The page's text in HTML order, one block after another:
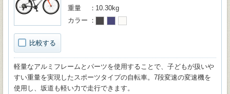
比較する
重量
10.30kg
カラー
軽量なアルミフレームとパーツを使用することで、子どもが扱いや
すい重量を実現したスポーツタイプの自転車。7段変速の変速機を
使用し、坂道も軽い力で走行できます。